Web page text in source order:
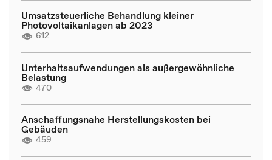
Umsatzsteuerliche Behandlung kleiner
Photovoltaikanlagen ab 2023
612
Unterhaltsaufwendungen als außergewöhnliche
Belastung
470
Anschaffungsnahe Herstellungskosten bei
Gebäuden
459